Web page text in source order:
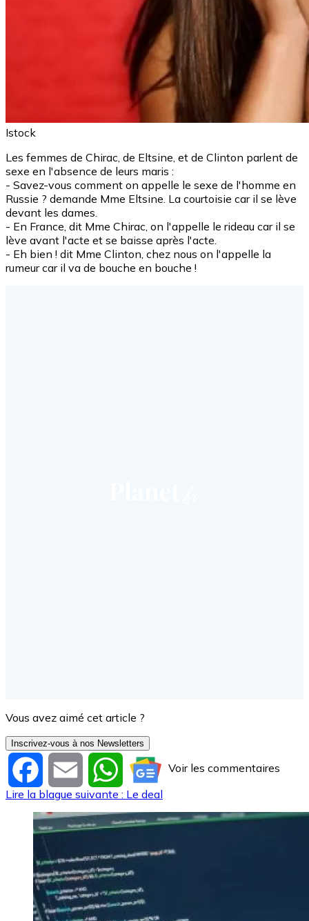
Istock
Les femmes de Chirac, de Eltsine, et de Clinton parlent de
sexe en l'absence de leurs maris :
- Savez-vous comment on appelle le sexe de l'homme en
Russie ? demande Mme Eltsine. La courtoisie car il se lève
devant les dames.
- En France, dit Mme Chirac, on l'appelle le rideau car il se
lève avant l'acte et se baisse après l'acte.
- Eh bien ! dit Mme Clinton, chez nous on l'appelle la
rumeur car il va de bouche en bouche !
Vous avez aimé cet article ?
Inscrivez-vous à nos Newsletters
Facebook Email WhatsAppVoir les commentaires
Lire la blague suivante : Le deal
Image